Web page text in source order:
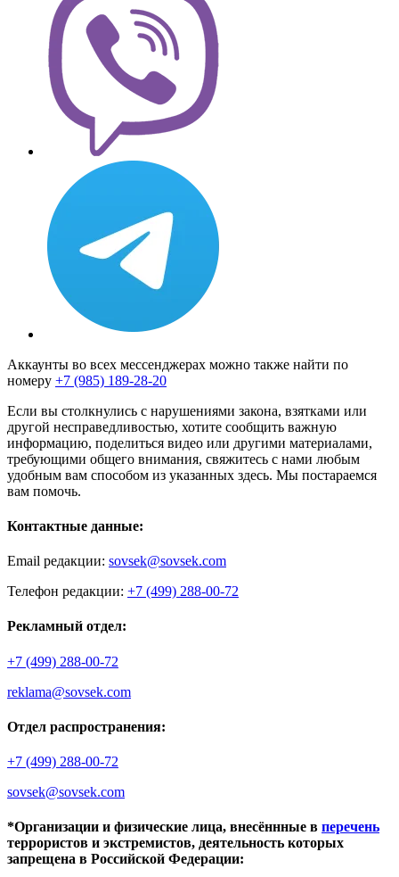
Аккаунты во всех мессенджерах можно также найти по
номеру +7 (985) 189-28-20
Если вы столкнулись с нарушениями закона, взятками или
другой несправедливостью, хотите сообщить важную
информацию, поделиться видео или другими материалами,
требующими общего внимания, свяжитесь с нами любым
удобным вам способом из указанных здесь. Мы постараемся
вам помочь.
Контактные данные:
Email редакции: sovsek@sovsek.com
Телефон редакции: +7 (499) 288-00-72
Рекламный отдел:
+7 (499) 288-00-72
reklama@sovsek.com
Отдел распространения:
+7 (499) 288-00-72
sovsek@sovsek.com
*Организации и физические лица, внесённные в перечень
террористов и экстремистов, деятельность которых
запрещена в Российской Федерации: